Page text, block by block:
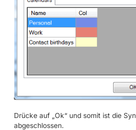
Drücke auf „Ok“ und somit ist die
abgeschlossen.